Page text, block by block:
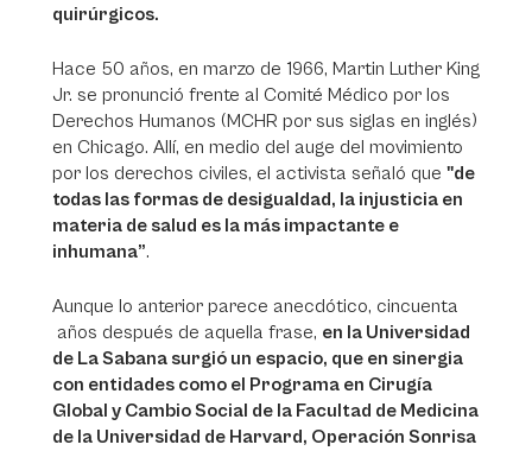
quirúrgicos.
Hace 50 años, en marzo de 1966, Martin Luther King
Jr. se pronunció frente al Comité Médico por los
Derechos Humanos (MCHR por sus siglas en inglés)
en Chicago. Allí, en medio del auge del movimiento
por los derechos civiles, el activista señaló que "de
todas las formas de desigualdad, la injusticia en
materia de salud es la más impactante e
inhumana”.
Aunque lo anterior parece anecdótico, cincuenta
años después de aquella frase, en la Universidad
de La Sabana surgió un espacio, que en sinergia
con entidades como el Programa en Cirugía
Global y Cambio Social de la Facultad de Medicina
de la Universidad de Harvard, Operación Sonrisa